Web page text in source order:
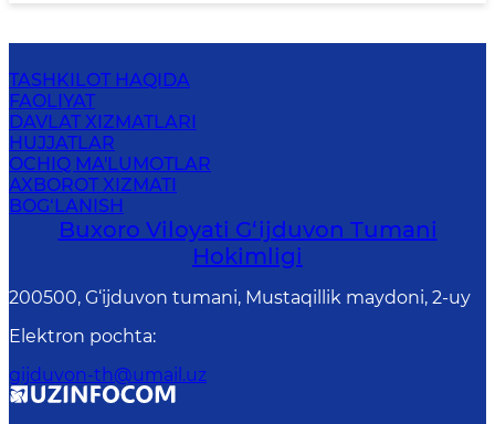
TASHKILOT HAQIDA
FAOLIYAT
DAVLAT XIZMATLARI
HUJJATLAR
OCHIQ MA'LUMOTLAR
AXBOROT XIZMATI
BOG‘LANISH
Buxoro Viloyati G‘ijduvon Tumani
Hokimligi
200500, G‘ijduvon tumani, Mustaqillik maydoni, 2-uy
Elektron pochta:
gijduvon-th@umail.uz